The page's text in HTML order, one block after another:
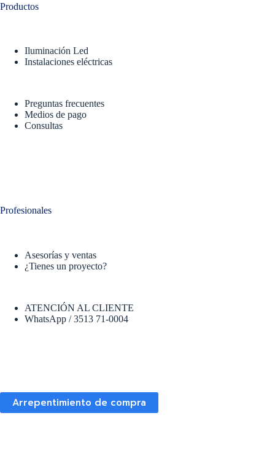
Productos
Iluminación Led
Instalaciones eléctricas
Preguntas frecuentes
Medios de pago
Consultas
Profesionales
Asesorías y ventas
¿Tienes un proyecto?
ATENCIÓN AL CLIENTE
WhatsApp / 3513 71-0004
Arrepentimiento de compra